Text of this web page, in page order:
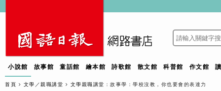
小說館 故事館 童話館 繪本館 詩歌館 散文館 科普館 作文館
首頁 文學／親職講堂 文學親職講堂 ：故事學：學校沒教，你也要會的表達力